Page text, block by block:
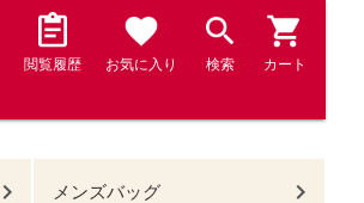
閲覧履歴 お気に入り 検索 カート
メンズバッグ